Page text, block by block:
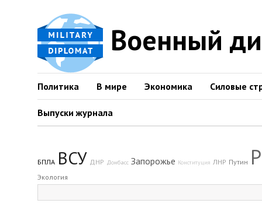
Военный
Политика В мире Экономика Силовые
Выпуски журнала
БПЛА ВСУ ДНР Донбасс Запорожье Конституция ЛНР Путин
Экология